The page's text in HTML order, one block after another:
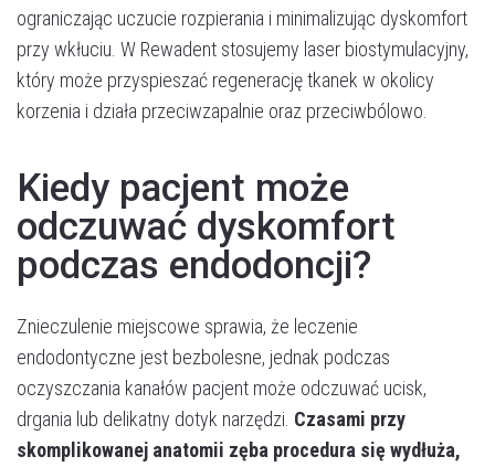
ograniczając uczucie rozpierania i minimalizując dyskomfort
przy wkłuciu. W Rewadent stosujemy laser biostymulacyjny,
który może przyspieszać regenerację tkanek w okolicy
korzenia i działa przeciwzapalnie oraz przeciwbólowo.
Kiedy pacjent może
odczuwać dyskomfort
podczas endodoncji?
Znieczulenie miejscowe sprawia, że leczenie
endodontyczne jest bezbolesne, jednak podczas
oczyszczania kanałów pacjent może odczuwać ucisk,
drgania lub delikatny dotyk narzędzi. Czasami przy
skomplikowanej anatomii zęba procedura się wydłuża,